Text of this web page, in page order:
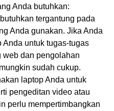
Anda butuhkan:
tergantung pada
Anda gunakan. Jika Anda
Anda untuk tugas-tugas
web dan pengolahan
sudah cukup.
laptop Anda untuk
pengeditan video atau
perlu mempertimbangkan